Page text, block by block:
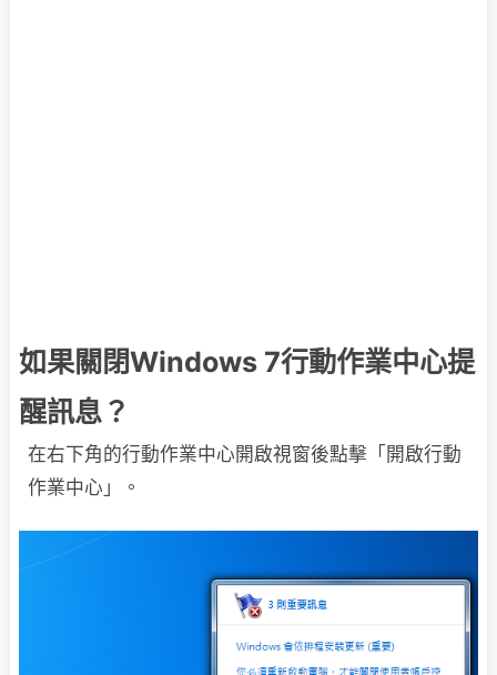
如果關閉Windows 7行動作業中心提
醒訊息？
在右下角的行動作業中心開啟視窗後點擊「開啟行動
作業中心」。